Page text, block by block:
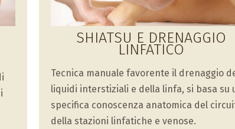
SHIATSU E DRENAGGIO
LINFATICO
Tecnica manuale favorente il drenaggio
liquidi interstiziali e della linfa, si basa su
specifica conoscenza anatomica del
della stazioni linfatiche e venose.